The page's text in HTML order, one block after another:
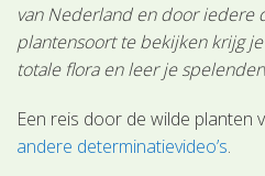
van Nederland en door iedere
plantensoort te bekijken krijg
totale flora en leer je
Een reis door de wilde planten
andere determinatievideo’s.